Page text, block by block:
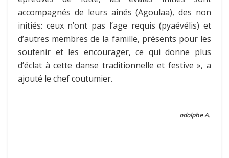
accompagnés de leurs aînés (Agoulaa), des non
initiés: ceux n’ont pas l’age requis (pyaévélis) et
d’autres membres de la famille, présents pour les
soutenir et les encourager, ce qui donne plus
d’éclat à cette danse traditionnelle et festive », a
ajouté le chef coutumier.
odolphe A.